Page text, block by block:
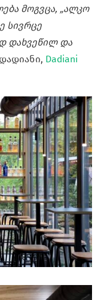
მოგვცა, „ალკო
სივრცე
დახვეწილ და
Dadiani